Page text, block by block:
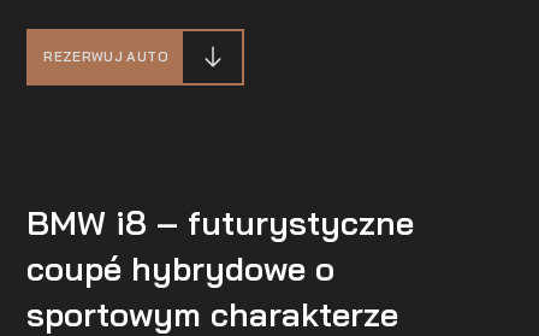
REZERWUJ AUTO
BMW i8 – futurystyczne
coupé hybrydowe o
sportowym charakterze